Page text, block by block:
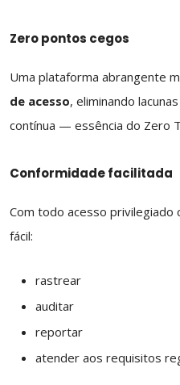
Zero pontos cegos
Uma plataforma abrangente
de acesso, eliminando
contínua — essência do Zero
Conformidade facilitada
Com todo acesso privilegiado
fácil:
rastrear
auditar
reportar
atender aos requisitos